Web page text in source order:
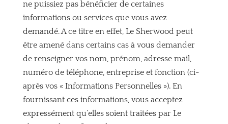
ne puissiez pas bénéficier de certaines
informations ou services que vous avez
demandé. A ce titre en effet, Le Sherwood peut
être amené dans certains cas à vous demander
de renseigner vos nom, prénom, adresse mail,
numéro de téléphone, entreprise et fonction (ci-
après vos « Informations Personnelles »). En
fournissant ces informations, vous acceptez
expressément qu’elles soient traitées par Le